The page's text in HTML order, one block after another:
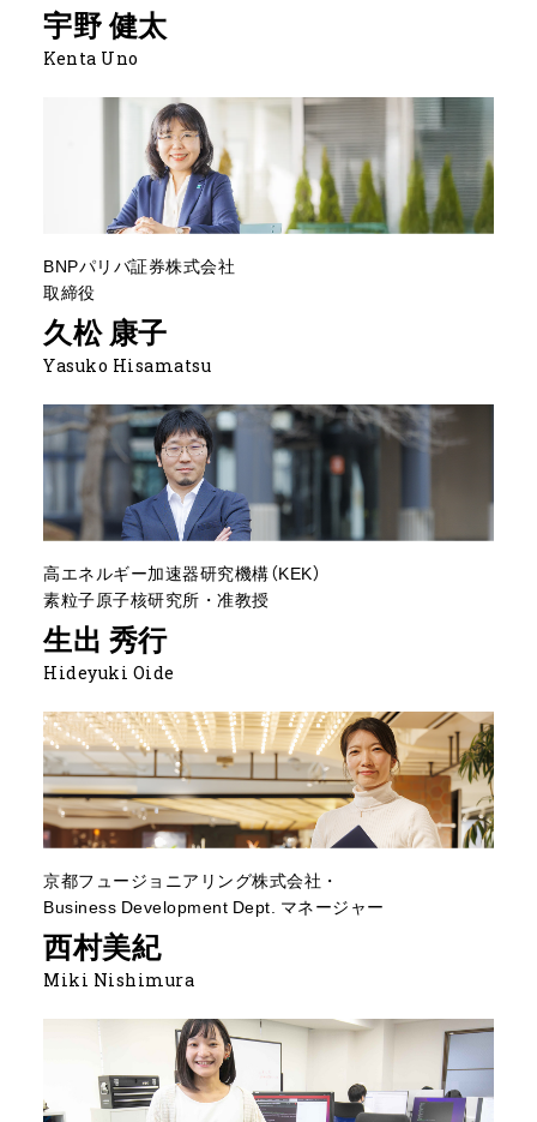
宇野 健太
Kenta Uno
BNPパリバ証券株式会社
取締役
久松 康子
Yasuko Hisamatsu
高エネルギー加速器研究機構（KEK）
素粒子原子核研究所・准教授
生出 秀行
Hideyuki Oide
京都フュージョニアリング株式会社・
Business Development Dept. マネージャー
西村美紀
Miki Nishimura